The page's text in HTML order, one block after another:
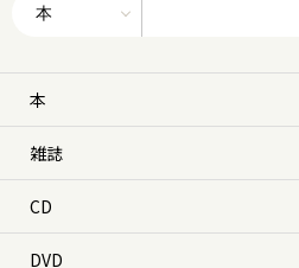
本
雑誌
CD
DVD